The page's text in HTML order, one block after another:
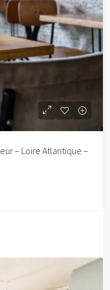
– Loire Atlantique –